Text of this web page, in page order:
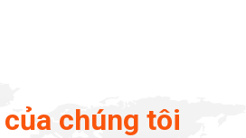
chúng tôi